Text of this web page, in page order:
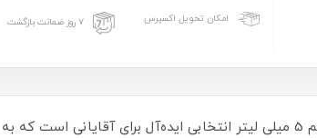
امکان تحویل اکسپرس ۷ روز ضمانت بازگشت
دکانت عطر مردانه کارولینا هررا 212 وی ای پی حجم 5 میلی لیتر